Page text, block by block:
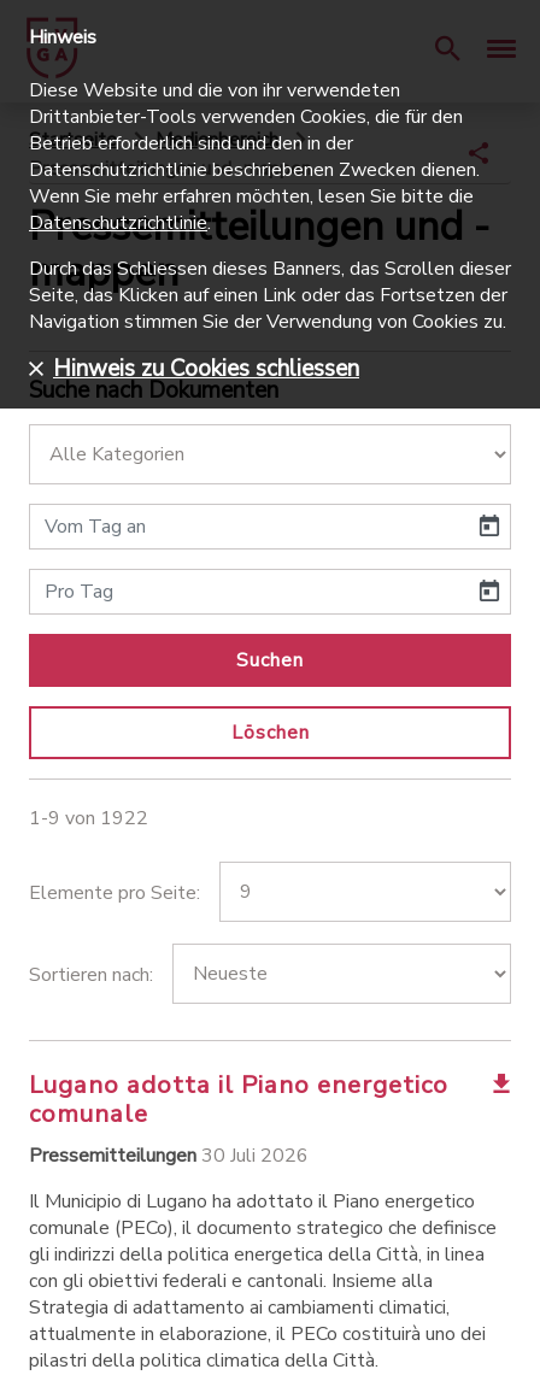
Startseite
Medienbereich
Pressemitteilungen und -mappen
Pressemitteilungen und -
mappen
Suche nach Dokumenten
Suchen
Löschen
1-9 von 1922
Elemente pro Seite:
Sortieren nach:
Lugano adotta il Piano energetico
comunale
Pressemitteilungen 30 Juli 2026
Il Municipio di Lugano ha adottato il Piano energetico
comunale (PECo), il documento strategico che definisce
gli indirizzi della politica energetica della Città, in linea
con gli obiettivi federali e cantonali. Insieme alla
Strategia di adattamento ai cambiamenti climatici,
attualmente in elaborazione, il PECo costituirà uno dei
pilastri della politica climatica della Città.
Hinweis
Diese Website und die von ihr verwendeten
Drittanbieter-Tools verwenden Cookies, die für den
Betrieb erforderlich sind und den in der
Datenschutzrichtlinie beschriebenen Zwecken dienen.
Wenn Sie mehr erfahren möchten, lesen Sie bitte die
Datenschutzrichtlinie.
Durch das Schliessen dieses Banners, das Scrollen dieser
Seite, das Klicken auf einen Link oder das Fortsetzen der
Navigation stimmen Sie der Verwendung von Cookies zu.
Hinweis zu Cookies schliessen